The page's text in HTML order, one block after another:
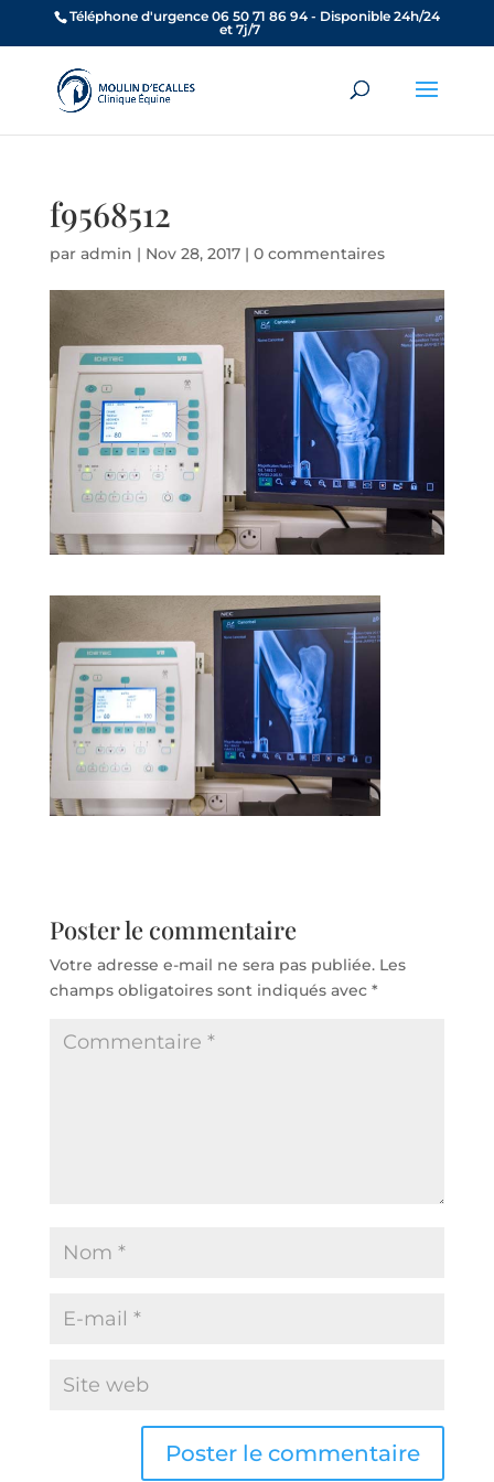
Téléphone d'urgence 06 50 71 86 94 - Disponible 24h/24
et 7j/7
f9568512
par admin | Nov 28, 2017| 0 commentaires
Poster le commentaire
Votre adresse e-mail ne sera pas publiée. Les
champs obligatoires sont indiqués avec *